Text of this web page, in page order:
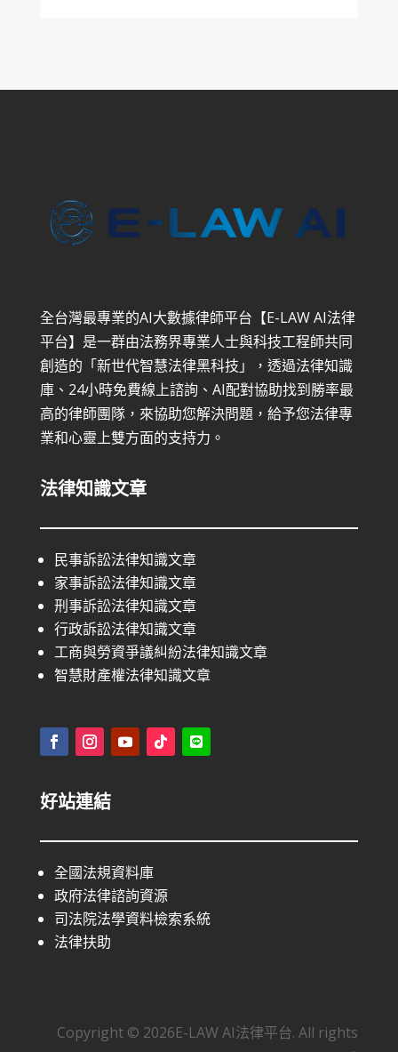
全台灣最專業的AI大數據律師平台【E-LAW AI法律
平台】是一群由法務界專業人士與科技工程師共同
創造的「新世代智慧法律黑科技」，透過法律知識
庫、24小時免費線上諮詢、AI配對協助找到勝率最
高的律師團隊，來協助您解決問題，給予您法律專
業和心靈上雙方面的支持力。
法律知識文章
民事訴訟法律知識文章
家事訴訟法律知識文章
刑事訴訟法律知識文章
行政訴訟法律知識文章
工商與勞資爭議糾紛法律知識文章
智慧財產權法律知識文章
好站連結
全國法規資料庫
政府法律諮詢資源
司法院法學資料檢索系統
法律扶助
Copyright © 2026E-LAW AI法律平台. All rights